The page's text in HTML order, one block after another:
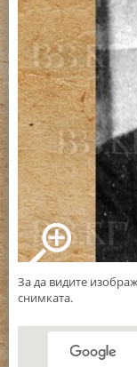
За да видите
снимката.